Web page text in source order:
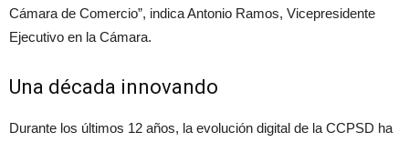
Cámara de Comercio”, indica Antonio Ramos, Vicepresidente
Ejecutivo en la Cámara.
Una década innovando
Durante los últimos 12 años, la evolución digital de la CCPSD ha